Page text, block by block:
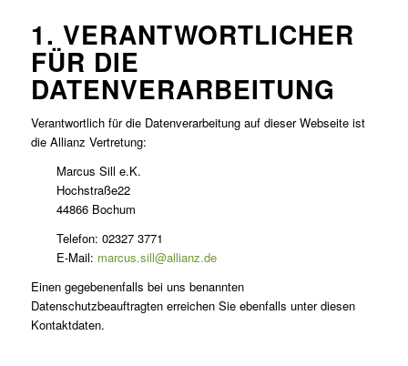
1. VERANTWORTLICHER
FÜR DIE
DATENVERARBEITUNG
Verantwortlich für die Datenverarbeitung auf dieser Webseite ist
die Allianz Vertretung:
Marcus Sill e.K.
Hochstraße22
44866 Bochum
Telefon:02327 3771
E-Mail: marcus.sill@allianz.de
Einen gegebenenfalls bei uns benannten
Datenschutzbeauftragten erreichen Sie ebenfalls unter diesen
Kontaktdaten.